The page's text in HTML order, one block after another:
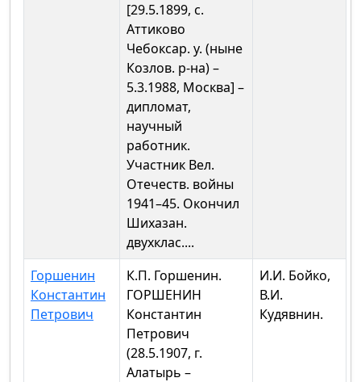
[29.5.1899, с.
Аттиково
Чебоксар. у. (ныне
Козлов. р-на) –
5.3.1988, Москва] –
дипломат,
научный
работник.
Участник Вел.
Отечеств. войны
1941–45. Окончил
Шихазан.
двухклас....
Горшенин
Константин
Петрович
К.П. Горшенин.
ГОРШЕНИН
Константин
Петрович
(28.5.1907, г.
Алатырь –
И.И. Бойко,
В.И.
Кудявнин.